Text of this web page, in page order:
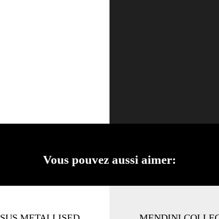
Vous pouvez aussi aimer: